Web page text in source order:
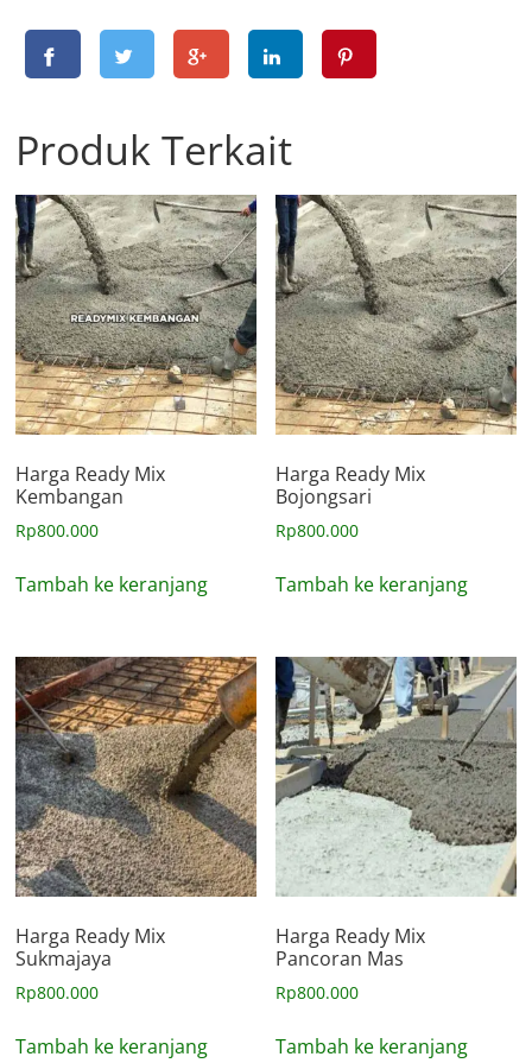
Produk Terkait
Harga Ready Mix
Kembangan
Rp800.000
Tambah ke keranjang
Harga Ready Mix
Bojongsari
Rp800.000
Tambah ke keranjang
Harga Ready Mix
Sukmajaya
Rp800.000
Tambah ke keranjang
Harga Ready Mix
Pancoran Mas
Rp800.000
Tambah ke keranjang